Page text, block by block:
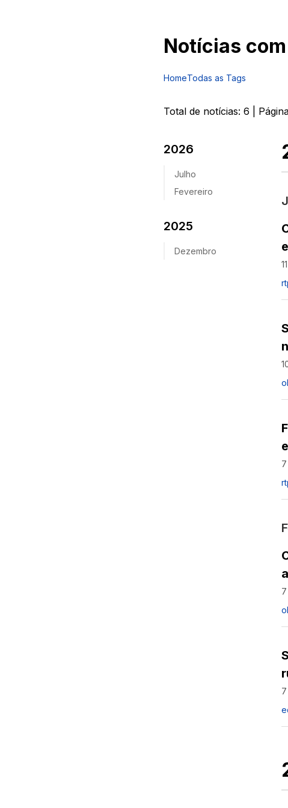
Notícias
HomeTodas as Tags
Total de notícias: 6 |
2026
Julho
Fevereiro
2025
Dezembro